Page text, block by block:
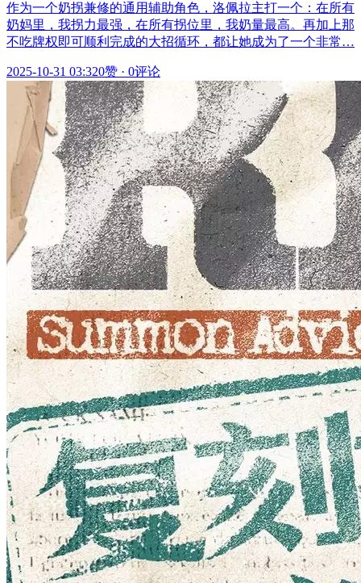
作为一个奶拐兼修的通用辅助角色，洛佩拉主打一个：在所有
奶妈里，我拐力最强，在所有拐位里，我奶量最高。再加上那
不吃牌权即可顺利完成的大招循环，都让她成为了一个非常…
2025-10-31 03:320赞 · 0评论